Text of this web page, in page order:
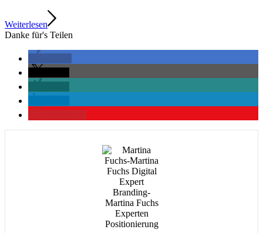
Weiterlesen
Danke für's Teilen